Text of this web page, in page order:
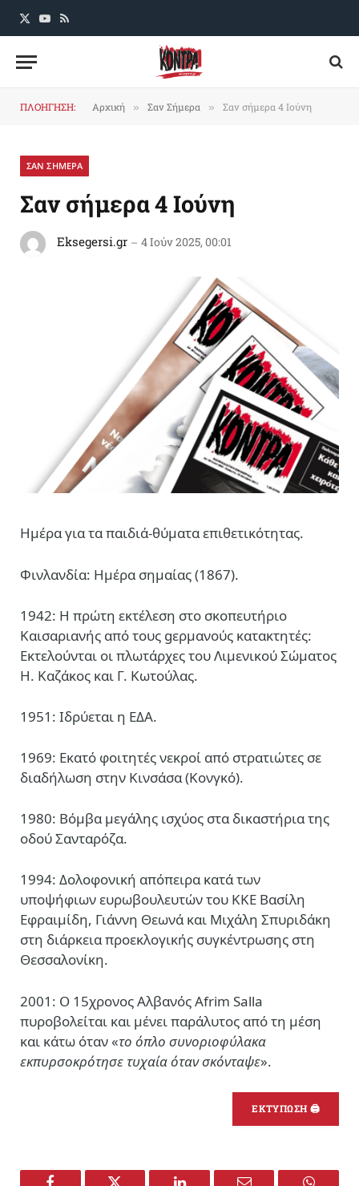
X
YouTube
RSS
ΠΛΟΗΓΗΣΗ: Αρχική » Σαν Σήμερα » Σαν σήμερα 4 Ιούνη
ΣΑΝ ΣΗΜΕΡΑ
Σαν σήμερα 4 Ιούνη
Eksegersi.gr 4 Ιούν 2025, 00:01
Ημέρα για τα παιδιά-θύματα επιθετικότητας.
Φινλανδία: Ημέρα σημαίας (1867).
1942: Η πρώτη εκτέλεση στο σκοπευτήριο
Καισαριανής από τους gερμανούς κατακτητές:
Εκτελούνται οι πλωτάρχες του Λιμενικού Σώματος
Η. Καζάκος και Γ. Κωτούλας.
1951: Ιδρύεται η ΕΔΑ.
1969: Εκατό φοιτητές νεκροί από στρατιώτες σε
διαδήλωση στην Κινσάσα (Κονγκό).
1980: Βόμβα μεγάλης ισχύος στα δικαστήρια της
οδού Σανταρόζα.
1994: Δολοφονική απόπειρα κατά των
υποψήφιων ευρωβουλευτών του ΚΚΕ Βασίλη
Εφραιμίδη, Γιάννη Θεωνά και Μιχάλη Σπυριδάκη
στη διάρκεια προεκλογικής συγκέντρωσης στη
Θεσσαλονίκη.
2001: Ο 15χρονος Αλβανός Afrim Salla
πυροβολείται και μένει παράλυτος από τη μέση
και κάτω όταν «το όπλο συνοριοφύλακα
εκπυρσοκρότησε τυχαία όταν σκόνταψε».
ΕΚΤΥΠΩΣΗ 🖨